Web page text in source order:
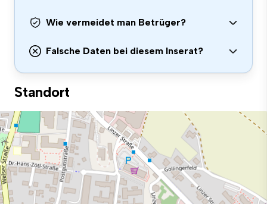
Wie vermeidet man Betrüger?
Falsche Daten bei diesem Inserat?
Standort